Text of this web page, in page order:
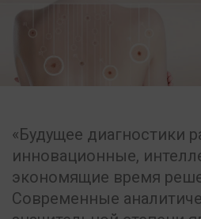
«Будущее диагностики
инновационные,
экономящие время
Современные